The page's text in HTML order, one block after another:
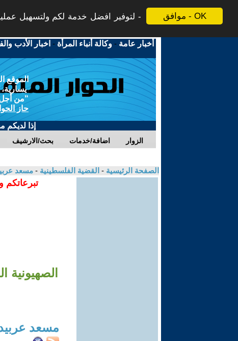
موافق - OK
لتوفير افضل خدمة لكم ولتسهيل
أخبار عامة -وكالة أنباء المرأة - اخبار الأدب
الموقع
يسارية،
"من أجل
حاز
إذا لديكم
بحث/الارشيف اضافة/خدمات الزوار
الصفحة الرئيسية - القضية الفلسطينية - مسعد
تبرعاتكم
الصهيونية
مسعد